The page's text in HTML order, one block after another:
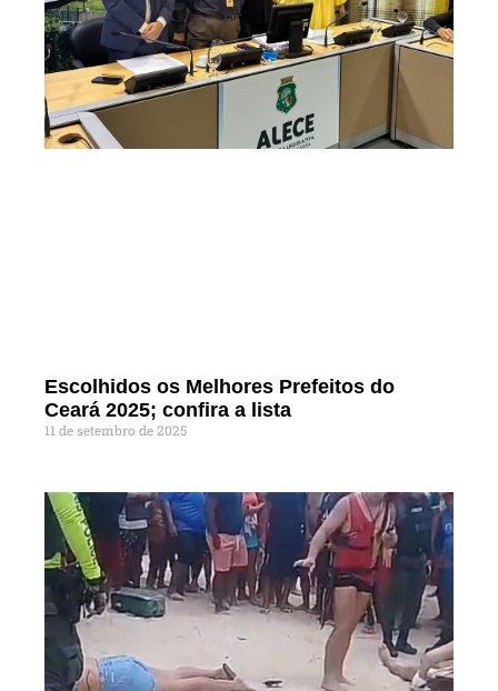
Escolhidos os Melhores Prefeitos do
Ceará 2025; confira a lista
11 de setembro de 2025